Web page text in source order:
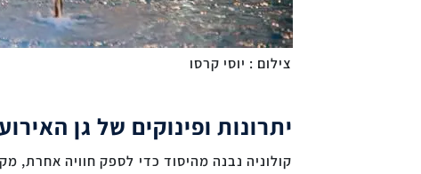
צילום : יוסי קרסו
יתרונות ופינוקים של גן
קולוניה נבנה מהיסוד כדי לספק חוויה אחרת,